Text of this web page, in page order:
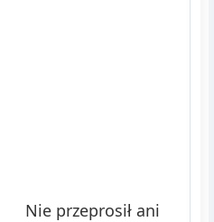
Nie przeprosił ani